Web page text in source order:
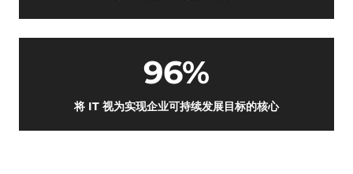
96%
将 IT 视为实现企业可持续发展目标的核心